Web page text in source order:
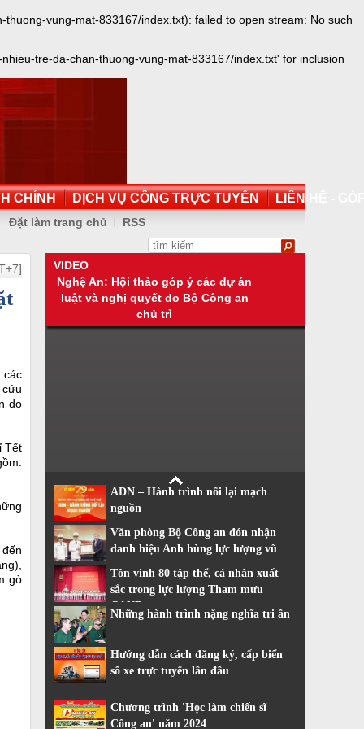
vung-mat-833167/index.txt): failed to open stream: No such
tre-da-chan-thuong-vung-mat-833167/index.txt' for inclusion
CHÍNH DỊCH VỤ CÔNG TRỰC TUYẾN LIÊN HỆ -
Đặt làm trang chủ RSS
các
do
Tết
gò
VIDEO
Nghệ An: Hội thảo góp ý các dự án
luật và nghị quyết do Bộ Công an
chủ trì
ADN – Hành trình nối lại mạch
nguồn
Văn phòng Bộ Công an đón nhận
danh hiệu Anh hùng lực lượng vũ
trang nhân dân
Tôn vinh 80 tập thể, cá nhân xuất
sắc trong lực lượng Tham mưu
CAND
Những hành trình nặng nghĩa tri ân
Hướng dẫn cách đăng ký, cấp biển
số xe trực tuyến lần đầu
Chương trình 'Học làm chiến sĩ
Công an' năm 2024